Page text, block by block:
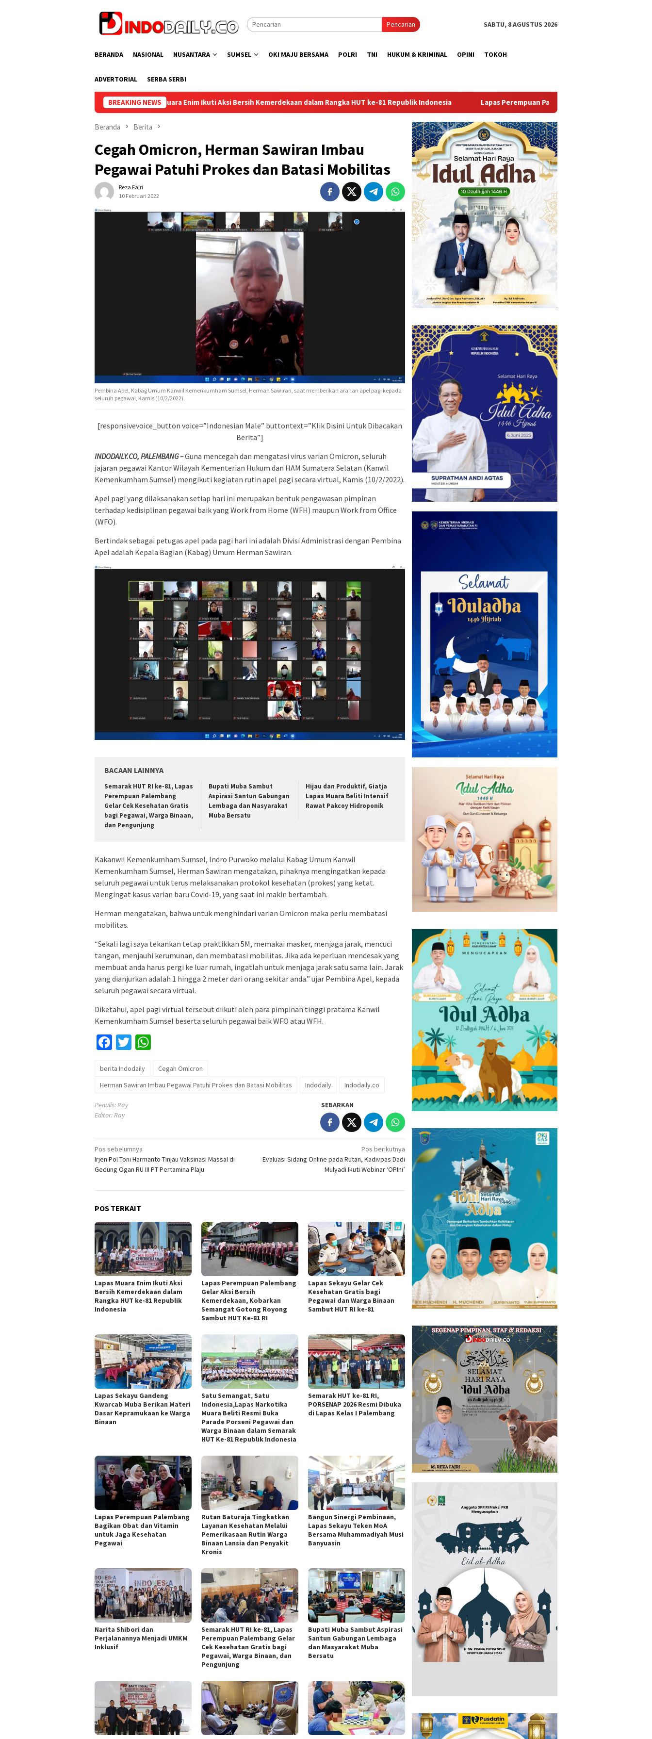
Pencarian SABTU, 8 AGUSTUS 2026
BERANDA NASIONAL NUSANTARA SUMSEL OKI MAJU BERSAMA POLRI TNI HUKUM & KRIMINAL OPINI TOKOH
ADVERTORIAL SERBA SERBI
BREAKING NEWS
Lapas Muara Enim Ikuti Aksi Bersih Kemerdekaan dalam Rangka HUT ke-81 Republik Indonesia Lapas Perempuan Palembang Gelar Aksi Bersih Kemerdekaan, Kobarkan Semangat
Beranda Berita
Cegah Omicron, Herman Sawiran Imbau
Pegawai Patuhi Prokes dan Batasi Mobilitas
Reza Fajri
10 Februari 2022
Pembina Apel, Kabag Umum Kanwil Kemenkumham Sumsel, Herman Sawiran, saat memberikan arahan apel pagi kepada
seluruh pegawai, Kamis (10/2/2022).
[responsivevoice_button voice=”Indonesian Male” buttontext=”Klik Disini Untuk Dibacakan
Berita”]
INDODAILY.CO, PALEMBANG –Guna mencegah dan mengatasi virus varian Omicron, seluruh
jajaran pegawai Kantor Wilayah Kementerian Hukum dan HAM Sumatera Selatan (Kanwil
Kemenkumham Sumsel) mengikuti kegiatan rutin apel pagi secara virtual, Kamis (10/2/2022).
Apel pagi yang dilaksanakan setiap hari ini merupakan bentuk pengawasan pimpinan
terhadap kedisiplinan pegawai baik yang Work from Home (WFH) maupun Work from Office
(WFO).
Bertindak sebagai petugas apel pada pagi hari ini adalah Divisi Administrasi dengan Pembina
Apel adalah Kepala Bagian (Kabag) Umum Herman Sawiran.
BACAAN LAINNYA
Semarak HUT RI ke-81, Lapas
Perempuan Palembang
Gelar Cek Kesehatan Gratis
bagi Pegawai, Warga Binaan,
dan Pengunjung
Bupati Muba Sambut
Aspirasi Santun Gabungan
Lembaga dan Masyarakat
Muba Bersatu
Hijau dan Produktif, Giatja
Lapas Muara Beliti Intensif
Rawat Pakcoy Hidroponik
Kakanwil Kemenkumham Sumsel, Indro Purwoko melalui Kabag Umum Kanwil
Kemenkumham Sumsel, Herman Sawiran mengatakan, pihaknya mengingatkan kepada
seluruh pegawai untuk terus melaksanakan protokol kesehatan (prokes) yang ketat.
Mengingat kasus varian baru Covid-19, yang saat ini makin bertambah.
Herman mengatakan, bahwa untuk menghindari varian Omicron maka perlu membatasi
mobilitas.
“Sekali lagi saya tekankan tetap praktikkan 5M, memakai masker, menjaga jarak, mencuci
tangan, menjauhi kerumunan, dan membatasi mobilitas. Jika ada keperluan mendesak yang
membuat anda harus pergi ke luar rumah, ingatlah untuk menjaga jarak satu sama lain. Jarak
yang dianjurkan adalah 1 hingga 2 meter dari orang sekitar anda.” ujar Pembina Apel, kepada
seluruh pegawai secara virtual.
Diketahui, apel pagi virtual tersebut diikuti oleh para pimpinan tinggi pratama Kanwil
Kemenkumham Sumsel beserta seluruh pegawai baik WFO atau WFH.
Facebook
Twitter
berita Indodaily
Cegah Omicron
Herman Sawiran Imbau Pegawai Patuhi Prokes dan Batasi Mobilitas
Indodaily Indodaily.co
Penulis: Ray
Editor: Ray
SEBARKAN
Navigasi
pos
Pos sebelumnya
Irjen Pol Toni Harmanto Tinjau Vaksinasi Massal di
Gedung Ogan RU III PT Pertamina Plaju
Pos berikutnya
Evaluasi Sidang Online pada Rutan, Kadivpas Dadi
Mulyadi Ikuti Webinar ‘OPIni’
POS TERKAIT
Lapas Muara Enim Ikuti Aksi
Bersih Kemerdekaan dalam
Rangka HUT ke-81 Republik
Indonesia
Lapas Perempuan Palembang
Gelar Aksi Bersih
Kemerdekaan, Kobarkan
Semangat Gotong Royong
Sambut HUT Ke-81 RI
Lapas Sekayu Gelar Cek
Kesehatan Gratis bagi
Pegawai dan Warga Binaan
Sambut HUT RI ke-81
Lapas Sekayu Gandeng
Kwarcab Muba Berikan Materi
Dasar Kepramukaan ke Warga
Binaan
Satu Semangat, Satu
Indonesia,Lapas Narkotika
Muara Beliti Resmi Buka
Parade Porseni Pegawai dan
Warga Binaan dalam Semarak
HUT Ke-81 Republik Indonesia
Semarak HUT ke-81 RI,
PORSENAP 2026 Resmi Dibuka
di Lapas Kelas I Palembang
Lapas Perempuan Palembang
Bagikan Obat dan Vitamin
untuk Jaga Kesehatan
Pegawai
Rutan Baturaja Tingkatkan
Layanan Kesehatan Melalui
Pemerikasaan Rutin Warga
Binaan Lansia dan Penyakit
Kronis
Bangun Sinergi Pembinaan,
Lapas Sekayu Teken MoA
Bersama Muhammadiyah Musi
Banyuasin
Narita Shibori dan
Perjalanannya Menjadi UMKM
Inklusif
Semarak HUT RI ke-81, Lapas
Perempuan Palembang Gelar
Cek Kesehatan Gratis bagi
Pegawai, Warga Binaan, dan
Pengunjung
Bupati Muba Sambut Aspirasi
Santun Gabungan Lembaga
dan Masyarakat Muba
Bersatu